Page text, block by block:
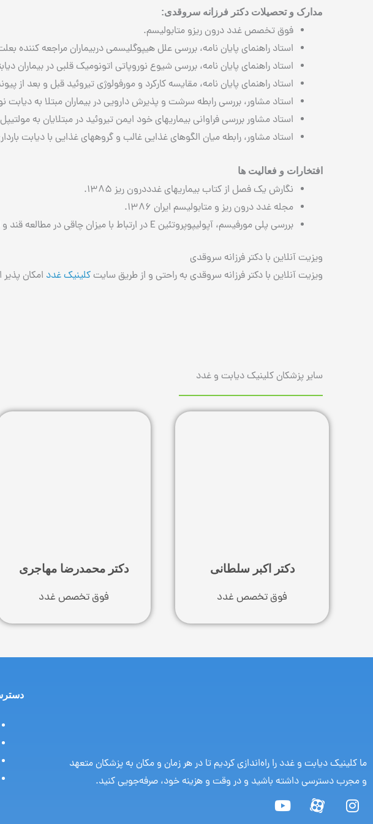
مدارک و تحصیلات دکتر فرزانه سروقدی:
فوق تخصص غدد درون ريزو متابوليسم.
استاد راهنمای پایان نامه، بررسي علل هيپوگليسمي دربيماران مراجعه كننده
استاد راهنمای پایان نامه، بررسي شيوع نوروپاتي اتونوميك قلبي در بيماران
استاد راهنمای پایان نامه، مقايسه كاركرد و مورفولوژي تيروئيد قبل و بعد از
استاد مشاور، بررسي رابطه سرشت و پذيرش دارويي در بيماران مبتلا به ديابت
استاد مشاور بررسي فراواني بيماريهاي خود ايمن تيروئيد در مبتلايان به
استاد مشاور، رابطه ميان الگوهاي غذايي غالب و گروههاي غذايي با ديابت
افتخارات و فعالیت ها
نگارش يک فصل از کتاب بيماريهای غدددرون ريز ١٣٨۵.
مجله غدد درون ريز و متابوليسم ايران ١٣٨۶.
بررسی پلی مورفيسم، آپوليپوپروتئين E در ارتباط با ميزان چاقی در مطالعه قند و ليپيد تهران . مجله غدد درون ريز و متابوليسم ايران ١٣٨۶.
ویزیت آنلاین با دکتر فرزانه سروقدی
ویزیت آنلاین با دکتر فرزانه سروقدی به راحتی و از طریق سایت کلینیک غدد امکان
سایر پزشکان کلینیک دیابت و غدد
دکتر اکبر سلطانی
فوق تخصص غدد
دکتر محمدرضا مهاجری
فوق تخصص غدد
ما کلینیک دیابت و غدد را راه‌اندازی کردیم تا در هر زمان و مکان به پزشکان متعهد
و مجرب دسترسی داشته باشید و در وقت و هزینه خود، صرفه‌جویی کنید.
I
n
Y
o